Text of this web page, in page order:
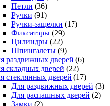
Петли (36)
Ручки (91)
Ручки-защелки (17)
Фиксаторы (29)
Цилиндры (22)
Шпингалеты (9)
раздвижных дверей (6)
складных дверей (22)
стеклянных дверей (17)
Для раздвижных дверей (3)
Для распашных дверей (2)
Замки (2)